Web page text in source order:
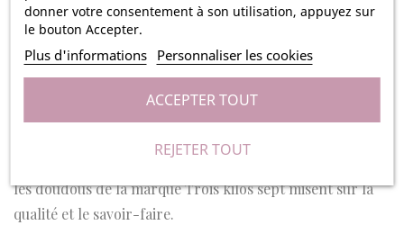
donner votre consentement à son utilisation, appuyez sur
le bouton Accepter.
Plus d'informations Personnaliser les cookies
REJETER TOUT
ACCEPTER TOUT
ses mains un tissu carré aux motifs très tendances et
dans l'air du temps personnalisable avec le prénom de
votre enfant. Cette peluche-mouchoir sera parfaite
comme premier doudou pour accompagner votre enfant
lors de ses premières nuits et aventures !
Grâce à leurs matières douces et leurs finitions soignées,
les doudous de la marque Trois kilos sept misent sur la
qualité et le savoir-faire.